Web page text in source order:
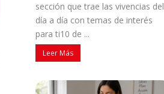
sección que trae las vivencias del
día a día con temas de interés
para ti10 de ...
Leer Más